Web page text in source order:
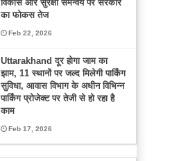
विकास और सुरक्षा समन्वय पर सरकार
का फोकस तेज
Feb 22, 2026
Uttarakhand दूर होगा जाम का
झाम, 11 स्थानों पर जल्द मिलेगी पार्किंग
सुविधा, आवास विभाग के अधीन विभिन्न
पार्किंग प्रोजेक्ट पर तेजी से हो रहा है
काम
Feb 17, 2026